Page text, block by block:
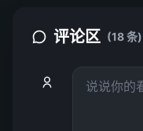
评论区 (18 条)